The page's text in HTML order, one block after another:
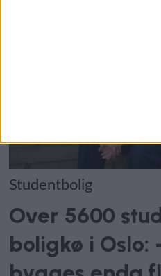
Studentbolig
Over 5600
boligkø i Oslo: